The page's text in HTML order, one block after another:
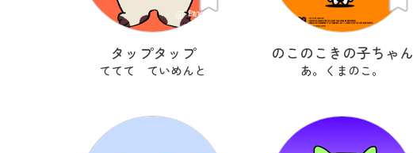
タップタップ
ててて ていめんと
のこのこきの子ちゃん
あ。くまのこ。